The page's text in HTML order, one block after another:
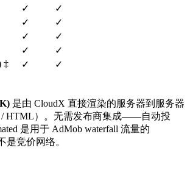
✓
✓
✓
✓
✓
✓
✓
✓
‡
✓ ✓
是由 CloudX 直接渲染的服务器到服务器
/ HTML）。无需发布商集成——自动投
是用于 AdMob waterfall 流量的
是竞价网络。